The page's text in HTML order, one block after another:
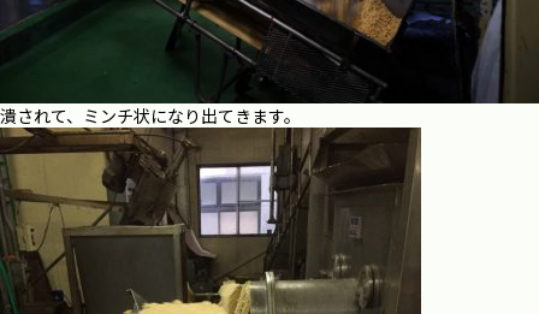
潰されて、ミンチ状になり出てきます。